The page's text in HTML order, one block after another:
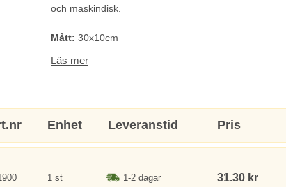
och maskindisk.
Mått: 30x10cm
Läs mer
Enhet Leveranstid Pris
1 st 1-2 dagar 31.30 kr